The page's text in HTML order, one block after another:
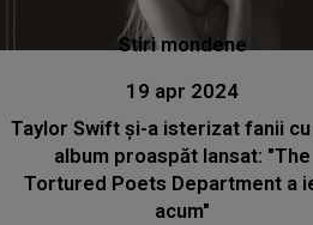
Stiri mondene
19 apr 2024
Taylor Swift și-a isterizat fanii cu
album proaspăt lansat: "The
Tortured Poets Department a
acum"